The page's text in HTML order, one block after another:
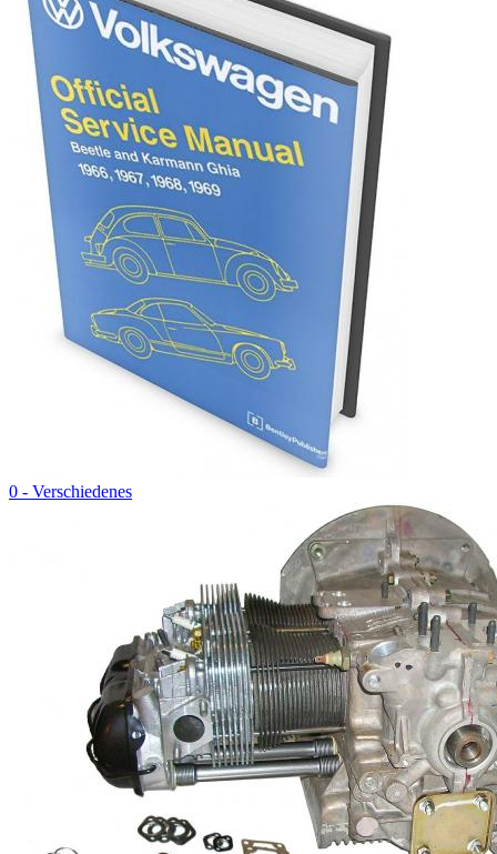
0 - Verschiedenes